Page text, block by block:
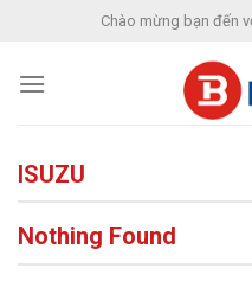
content
Chào mừng bạn đến
ISUZU
Nothing Found